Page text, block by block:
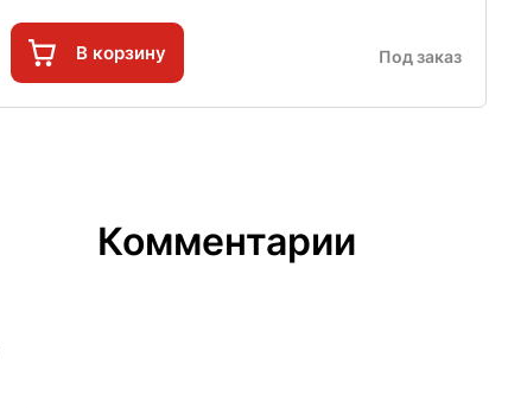
В корзину Под заказ
Комментарии